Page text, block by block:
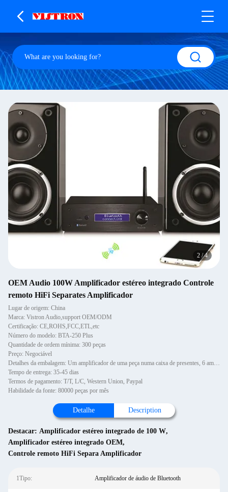
2 /4
OEM Audio 100W Amplificador estéreo integrado Controle
remoto HiFi Separates Amplificador
Lugar de origem: China
Marca: Vistron Audio,support OEM/ODM
Certificação: CE,ROHS,FCC,ETL,etc
Número do modelo: BTA-250 Plus
Quantidade de ordem mínima: 300 peças
Preço: Negociável
Detalhes da embalagem: Um amplificador de uma peça numa caixa de presentes, 6 amplificadores numa caixa de cartão
Tempo de entrega: 35-45 dias
Termos de pagamento: T/T, L/C, Western Union, Paypal
Habilidade da fonte: 80000 peças por mês
Detalhe Description
Destacar: Amplificador estéreo integrado de 100 W,
Amplificador estéreo integrado OEM,
Controle remoto HiFi Separa Amplificador
1Tipo: Amplificador de áudio de Bluetooth